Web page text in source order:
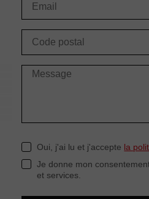
Oui, j'ai lu et j'accepte la
Je donne mon
et services.